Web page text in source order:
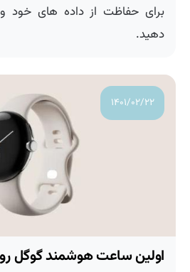
برای حفاظت از داده های خود و
دهید.
۱۴۰۱/۰۲/۲۲
اولین ساعت هوشمند گوگل